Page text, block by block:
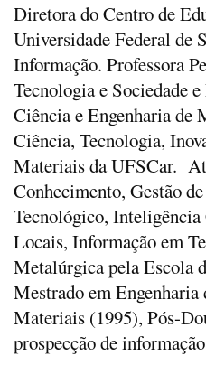
Diretora do Centro de
Universidade Federal de
Informação. Professora
Tecnologia e Sociedade
Ciência e Engenharia de
Ciência, Tecnologia,
Materiais da UFSCar.
Conhecimento, Gestão
Tecnológico,
Locais, Informação em
Metalúrgica pela Escola
Mestrado em
Materiais (1995), Pós-
prospecção de